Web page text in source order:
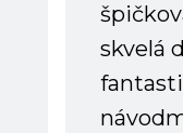
skvelá